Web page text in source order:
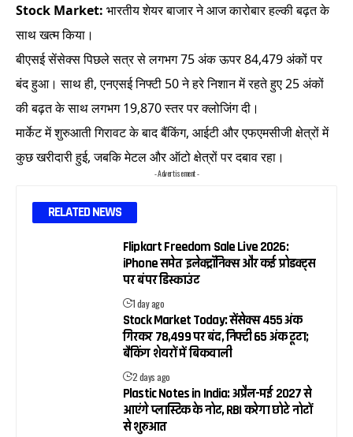
Stock Market: भारतीय शेयर बाजार ने आज कारोबार हल्की बढ़त के
साथ खत्म किया।
बीएसई सेंसेक्स पिछले सत्र से लगभग 75 अंक ऊपर 84,479 अंकों पर
बंद हुआ। साथ ही, एनएसई निफ्टी 50 ने हरे निशान में रहते हुए 25 अंकों
की बढ़त के साथ लगभग 19,870 स्तर पर क्लोजिंग दी।
मार्केट में शुरुआती गिरावट के बाद बैंकिंग, आईटी और एफएमसीजी क्षेत्रों में
कुछ खरीदारी हुई, जबकि मेटल और ऑटो क्षेत्रों पर दबाव रहा।
- Advertisement -
RELATED NEWS
Flipkart Freedom Sale Live 2026:
iPhone समेत इलेक्ट्रॉनिक्स और कई प्रोडक्ट्स
पर बंपर डिस्काउंट
1 day ago
Stock Market Today: सेंसेक्स 455 अंक
गिरकर 78,499 पर बंद, निफ्टी 65 अंक टूटा;
बैंकिंग शेयरों में बिकवाली
2 days ago
Plastic Notes in India: अप्रैल-मई 2027 से
आएंगे प्लास्टिक के नोट, RBI करेगा छोटे नोटों
से शुरुआत